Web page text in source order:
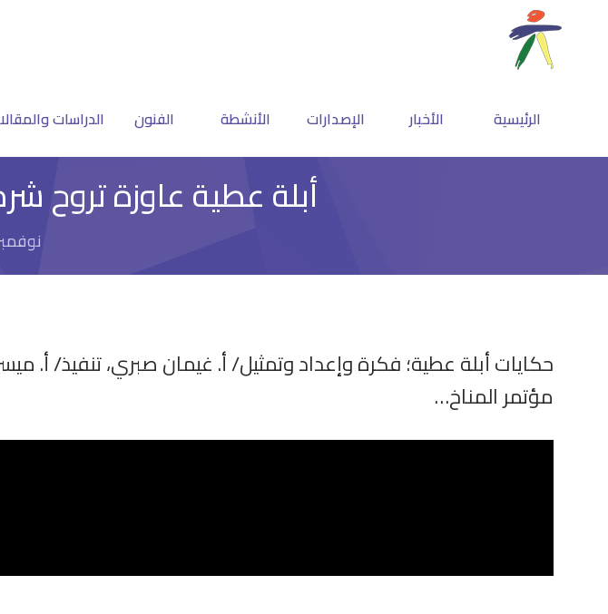
الرئيسية الأخبار الإصدارات الأنشطة الفنون الدراسات
أبلة عطية عاوزة تروح
نوفمبر 11,
حكايات أبلة عطية؛ فكرة وإعداد وتمثيل/ أ. غيمان صبري، تنفيذ/ أ.
مؤتمر المناخ…